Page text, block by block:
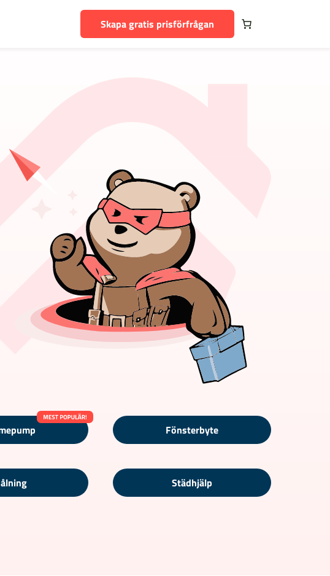
Skapa gratis prisförfrågan
Fönsterbyte
Städhjälp